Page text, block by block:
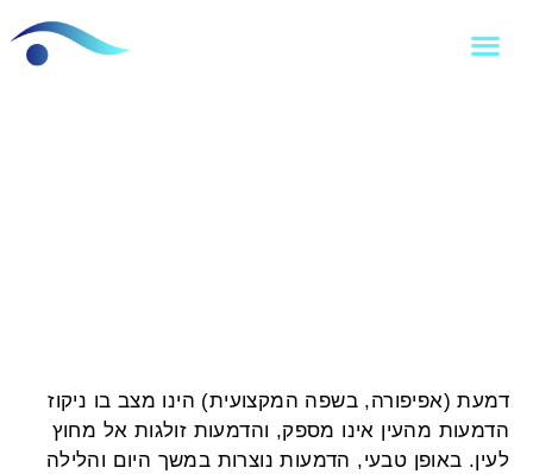
דמעת (אפיפורה, בשפה המקצועית) הינו מצב בו ניקוז
הדמעות מהעין אינו מספק, והדמעות זולגות אל מחוץ
לעין. באופן טבעי, הדמעות נוצרות במשך היום והלילה